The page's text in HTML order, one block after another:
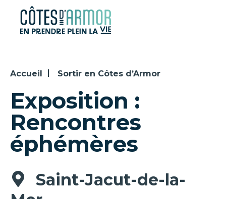
Panneau de gestion des cookies
Accueil Sortir en Côtes d’Armor
Exposition :
Rencontres
éphémères
Saint-Jacut-de-la-